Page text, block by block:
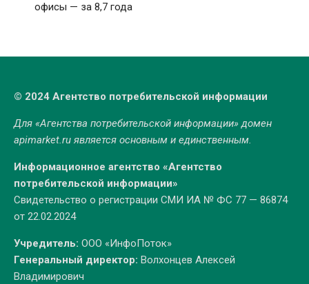
офисы — за 8,7 года
© 2024 Агентство потребительской информации
Для «Агентства потребительской информации» домен
apimarket.ruявляется основным и единственным.
Информационное агентство «Агентство
потребительской информации»
Свидетельство о регистрации СМИ ИА № ФС 77 — 86874
от 22.02.2024
Учредитель: ООО «ИнфоПоток»
Генеральный директор: Волхонцев Алексей
Владимирович